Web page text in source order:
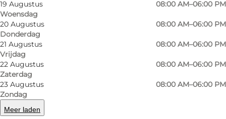
19 Augustus
Woensdag
08:00 AM–06:00 PM
20 Augustus
Donderdag
08:00 AM–06:00 PM
21 Augustus
Vrijdag
08:00 AM–06:00 PM
22 Augustus
Zaterdag
08:00 AM–06:00 PM
23 Augustus
Zondag
08:00 AM–06:00 PM
Meer laden
New and modern 17,000 sqm plant centre with
everything in garden plants, houseplants, cut
flowers and bouquets as well as a whole host of